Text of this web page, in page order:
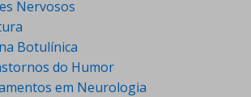
Nervosos
Botulínica
do Humor
em Neurologia